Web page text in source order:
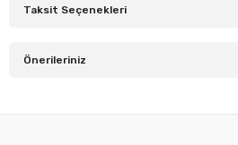
Taksit Seçenekleri
Önerileriniz